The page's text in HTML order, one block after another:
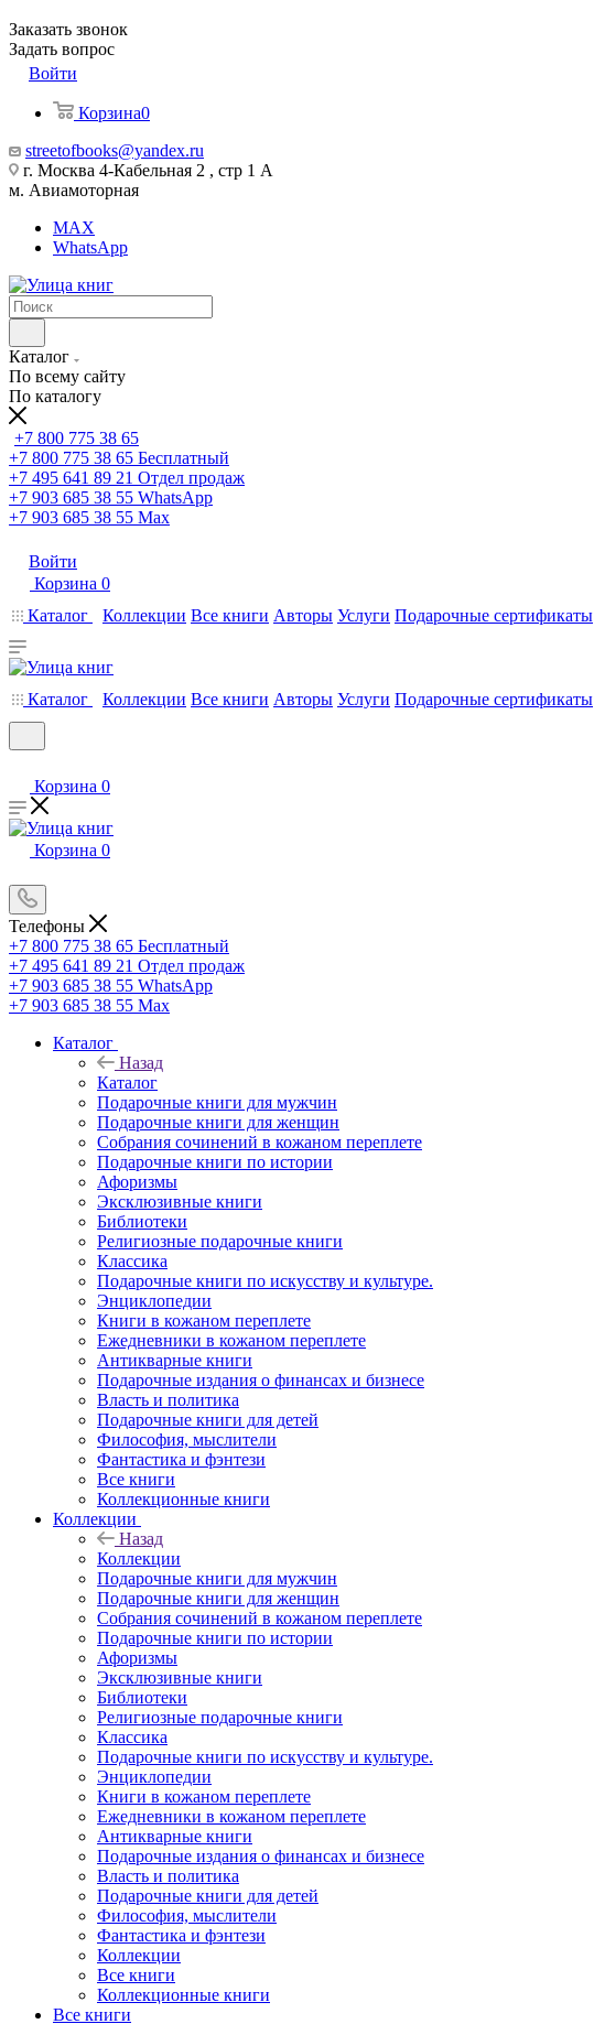
Заказать звонок
Задать вопрос
Войти
Корзина0
streetofbooks@yandex.ru
г. Москва 4-Кабельная 2 , стр 1 А
м. Авиамоторная
MAX
WhatsApp
Каталог
По всему сайту
По каталогу
+7 800 775 38 65
+7 800 775 38 65 Бесплатный
+7 495 641 89 21 Отдел продаж
+7 903 685 38 55 WhatsApp
+7 903 685 38 55 Max
Войти
Корзина 0
Каталог
Коллекции Все книги Авторы Услуги Подарочные сертификаты
Каталог Коллекции Все книги Авторы Услуги Подарочные сертификаты
Корзина 0
Корзина 0
Телефоны
+7 800 775 38 65 Бесплатный
+7 495 641 89 21 Отдел продаж
+7 903 685 38 55 WhatsApp
+7 903 685 38 55 Max
Каталог
Назад
Каталог
Подарочные книги для мужчин
Подарочные книги для женщин
Собрания сочинений в кожаном переплете
Подарочные книги по истории
Афоризмы
Эксклюзивные книги
Библиотеки
Религиозные подарочные книги
Классика
Подарочные книги по искусству и культуре.
Энциклопедии
Книги в кожаном переплете
Ежедневники в кожаном переплете
Антикварные книги
Подарочные издания о финансах и бизнесе
Власть и политика
Подарочные книги для детей
Философия, мыслители
Фантастика и фэнтези
Все книги
Коллекционные книги
Коллекции
Назад
Коллекции
Подарочные книги для мужчин
Подарочные книги для женщин
Собрания сочинений в кожаном переплете
Подарочные книги по истории
Афоризмы
Эксклюзивные книги
Библиотеки
Религиозные подарочные книги
Классика
Подарочные книги по искусству и культуре.
Энциклопедии
Книги в кожаном переплете
Ежедневники в кожаном переплете
Антикварные книги
Подарочные издания о финансах и бизнесе
Власть и политика
Подарочные книги для детей
Философия, мыслители
Фантастика и фэнтези
Коллекции
Все книги
Коллекционные книги
Все книги